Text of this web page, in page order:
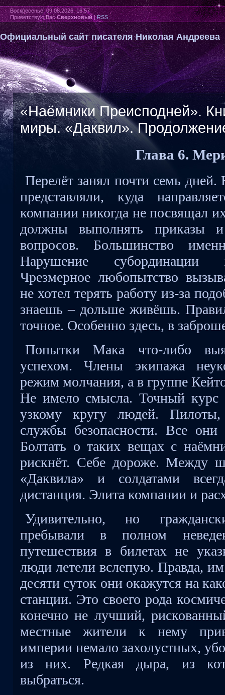
Воскресенье, 09.08.2026, 16:57
Приветствую Вас Сверхновый|RSS
Официальный сайт писателя Николая Андреева
«Наёмники Преисподней».
миры. «Даквил».
Глава 6.
Перелёт занял почти семь
представляли, куда
компании никогда не посвящал
должны выполнять приказы
вопросов. Большинство
Нарушение субординации
Чрезмерное любопытство
не хотел терять работу из-за
знаешь – дольше живёшь.
точное. Особенно здесь, в
Попытки Мака что-либо
успехом. Члены экипажа
режим молчания, а в группе
Не имело смысла. Точный курс
узкому кругу людей. Пилоты,
службы безопасности. Все
Болтать о таких вещах с
рискнёт. Себе дороже. Между
«Даквила» и солдатами
дистанция. Элита компании и
Удивительно, но
пребывали в полном
путешествия в билетах не
люди летели вслепую. Правда,
десяти суток они окажутся на
станции. Это своего рода
конечно не лучший,
местные жители к нему
империи немало захолустных,
из них. Редкая дыра, из
выбраться.